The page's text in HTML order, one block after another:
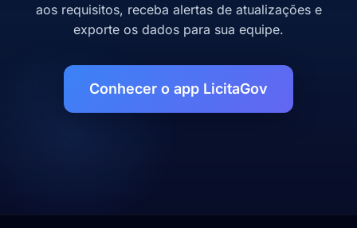
aos requisitos, receba alertas de atualizações e
exporte os dados para sua equipe.
Conhecer o app LicitaGov